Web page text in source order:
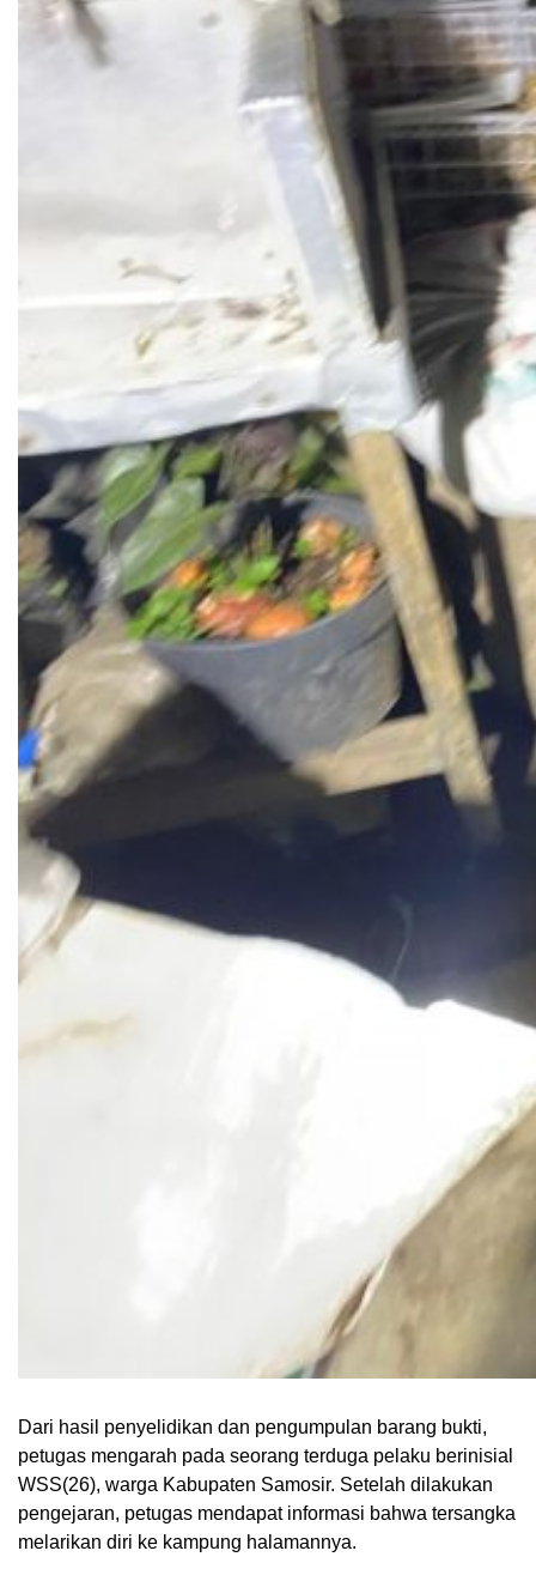
Dari hasil penyelidikan dan pengumpulan barang bukti,
petugas mengarah pada seorang terduga pelaku berinisial
WSS(26), warga Kabupaten Samosir. Setelah dilakukan
pengejaran, petugas mendapat informasi bahwa tersangka
melarikan diri ke kampung halamannya.